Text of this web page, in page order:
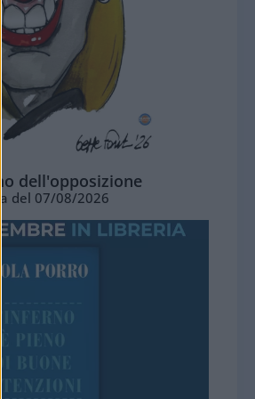
dell'opposizione
del 07/08/2026